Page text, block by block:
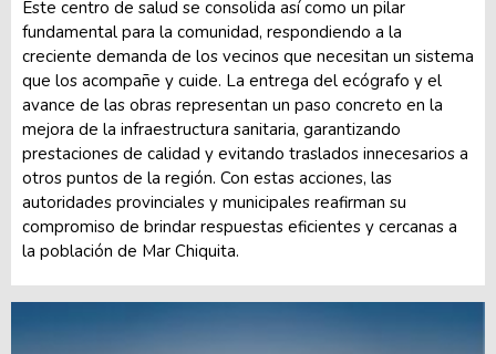
Este centro de salud se consolida así como un pilar
fundamental para la comunidad, respondiendo a la
creciente demanda de los vecinos que necesitan un sistema
que los acompañe y cuide. La entrega del ecógrafo y el
avance de las obras representan un paso concreto en la
mejora de la infraestructura sanitaria, garantizando
prestaciones de calidad y evitando traslados innecesarios a
otros puntos de la región. Con estas acciones, las
autoridades provinciales y municipales reafirman su
compromiso de brindar respuestas eficientes y cercanas a
la población de Mar Chiquita.